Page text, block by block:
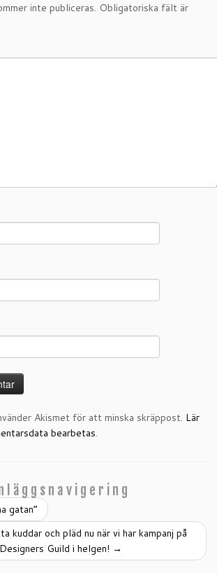
inte publiceras. Obligatoriska fält är
Akismet för att minska skräppost. Lär
bearbetas.
gatan”
kuddar och pläd nu när vi har kampanj på
Designers Guild i helgen! →